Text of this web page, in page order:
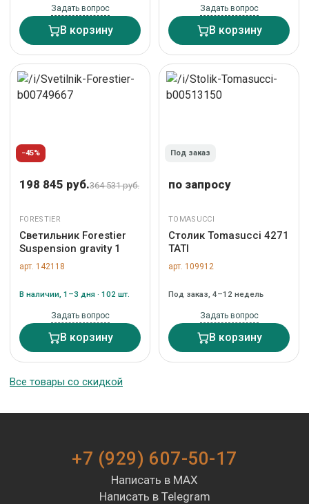
Задать вопрос
В корзину
Задать вопрос
В корзину
−45%
198 845 руб.364 531 руб.
FORESTIER
Светильник Forestier
Suspension gravity 1
арт. 142118
В наличии, 1–3 дня · 102 шт.
Задать вопрос
В корзину
Под заказ
по запросу
TOMASUCCI
Столик Tomasucci 4271
TATI
арт. 109912
Под заказ, 4–12 недель
Задать вопрос
В корзину
Все товары со скидкой
+7 (929) 607-50-17
Написать в MAX
Написать в Telegram